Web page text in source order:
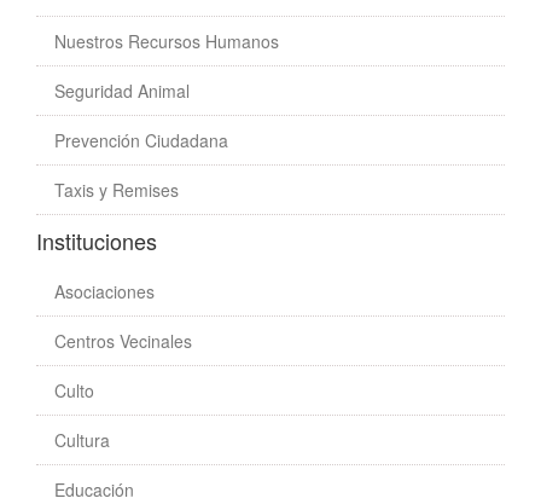
Nuestros Recursos Humanos
Seguridad Animal
Prevención Ciudadana
Taxis y Remises
Instituciones
Asociaciones
Centros Vecinales
Culto
Cultura
Educación